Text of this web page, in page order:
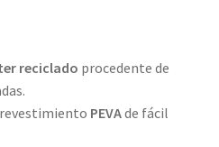
reciclado procedente de
PEVAde fácil